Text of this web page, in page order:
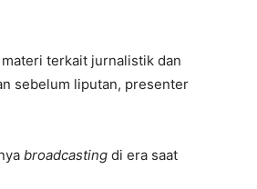
terkait jurnalistik dan
sebelum liputan, presenter
broadcasting di era saat